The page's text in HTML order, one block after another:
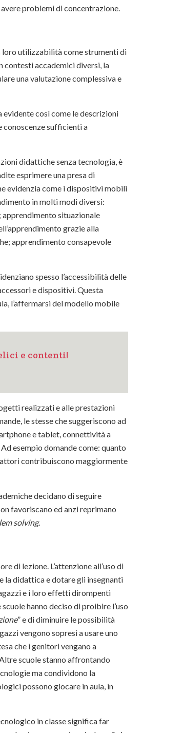
problemi di concentrazione.
loro utilizzabilità come strumenti di
contesti accademici diversi, la
una valutazione complessiva e
evidente così come le descrizioni
conoscenze sufficienti a
didattiche senza tecnologia, è
esprimere una presa di
evidenzia come i dispositivi mobili
in molti modi diversi:
apprendimento situazionale
grazie alla
apprendimento consapevole
spesso l’accessibilità delle
e dispositivi. Questa
l’affermarsi del modello mobile
e contenti!
realizzati e alle prestazioni
le stesse che suggeriscono ad
e tablet, connettività a
esempio domande come: quanto
contribuiscono maggiormente
decidano di seguire
favoriscano ed anzi reprimano
solving.
di lezione. L’attenzione all’uso di
la didattica e dotare gli insegnanti
e i loro effetti dirompenti
hanno deciso di proibire l’uso
” e di diminuire le possibilità
vengono sopresi a usare uno
che i genitori vengano a
scuole stanno affrontando
ma condividono la
possono giocare in aula, in
in classe significa far